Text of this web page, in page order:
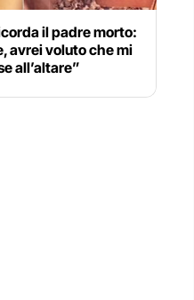
il padre morto:
avrei voluto che mi
all’altare”